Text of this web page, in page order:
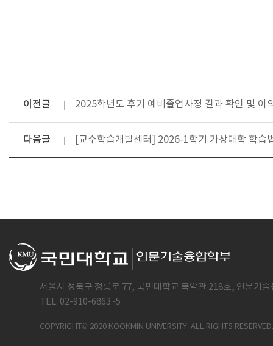
이전글 2025학년도 후기 예비졸업사정 결과 확인 및 이
다음글 [교수학습개발센터] 2026-1학기 가상대학 학습
서울시 성북구 정릉로 77, 국민대학교 북악관 218호, 인문기
TEL. 02-910-6863~5
COPYRIGHT© 2020 KOOKMIN UNIVERSITY. ALL RIGHTS RESERVED.